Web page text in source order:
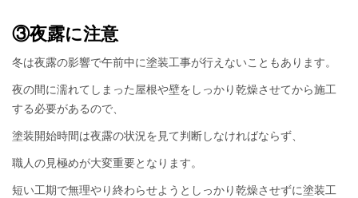
③夜露に注意
冬は夜露の影響で午前中に塗装工事が行えないこともあります。
夜の間に濡れてしまった屋根や壁をしっかり乾燥させてから施工
する必要があるので、
塗装開始時間は夜露の状況を見て判断しなければならず、
職人の見極めが大変重要となります。
短い工期で無理やり終わらせようとしっかり乾燥させずに塗装工